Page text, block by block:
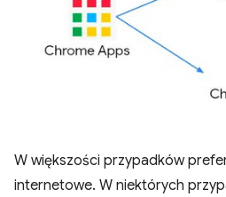
W większości przypadków
internetowe. W niektórych